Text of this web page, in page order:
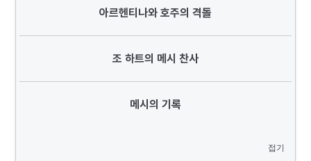
아르헨티나와 호주의 격돌
조 하트의 메시 찬사
메시의 기록
접기